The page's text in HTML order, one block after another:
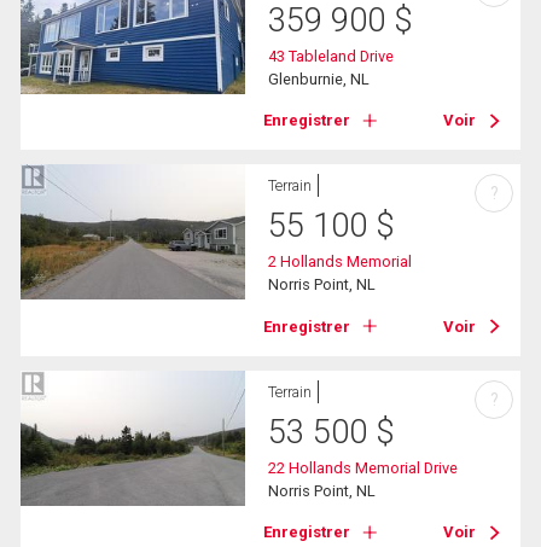
359 900 $
43 Tableland Drive
Glenburnie, NL
Enregistrer Voir
Terrain
55 100 $
2 Hollands Memorial
Norris Point, NL
Enregistrer Voir
?
Terrain
53 500 $
22 Hollands Memorial Drive
Norris Point, NL
Enregistrer Voir
?